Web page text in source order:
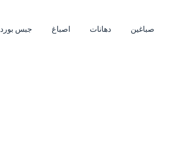
صباغين دهانات اصباغ جبس بورد